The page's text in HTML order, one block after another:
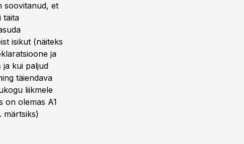
soovitanud, et
täita
isikut (näiteks
ja
ja kui paljud
täiendava
liikmele
on olemas A1
märtsiks)